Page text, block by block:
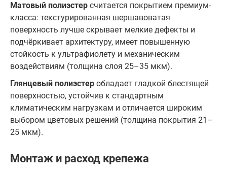
Матовый полиэстер считается покрытием премиум-
класса: текстурированная шершавоватая
поверхность лучше скрывает мелкие дефекты и
подчёркивает архитектуру, имеет повышенную
стойкость к ультрафиолету и механическим
воздействиям (толщина слоя 25–35 мкм).
Глянцевый полиэстер обладает гладкой блестящей
поверхностью, устойчив к стандартным
климатическим нагрузкам и отличается широким
выбором цветовых решений (толщина покрытия 21–
25 мкм).
Монтаж и расход крепежа